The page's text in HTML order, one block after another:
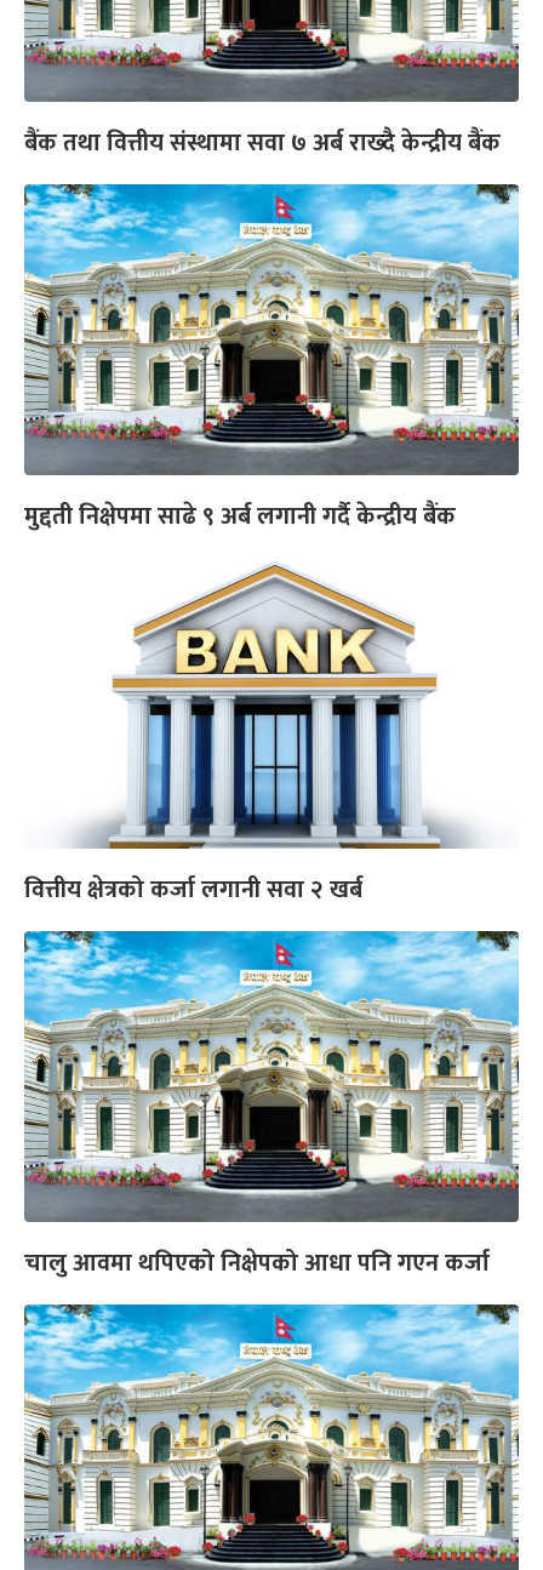
बैंक तथा वित्तीय संस्थामा सवा ७ अर्ब राख्दै केन्द्रीय बैंक
मुद्दती निक्षेपमा साढे ९ अर्ब लगानी गर्दै केन्द्रीय बैंक
वित्तीय क्षेत्रको कर्जा लगानी सवा २ खर्ब
चालु आवमा थपिएको निक्षेपको आधा पनि गएन कर्जा